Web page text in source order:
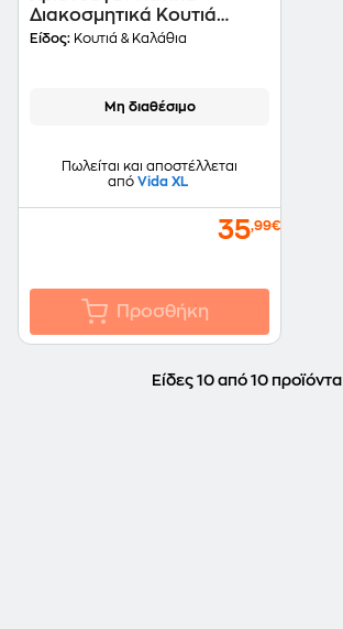
Διακοσμητικά Κουτιά
Δώρων από Ύφασμα 60
Είδος: Κουτιά & Καλάθια
Μη διαθέσιμο
Πωλείται και αποστέλλεται
από Vida XL
35,99€
Προσθήκη
Είδες 10 από 10 προϊόντα